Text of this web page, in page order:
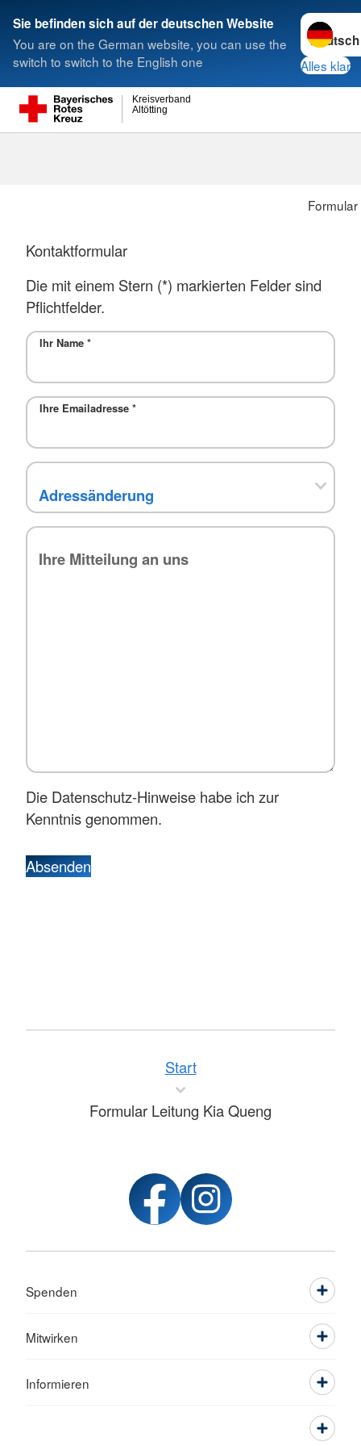
Sie befinden sich auf der deutschen Website
You are on the German website, you can use the
switch to switch to the English one
Sprache
Alles klar
Altötting
Kreisverband
Suche
Kontaktformular
Die mit einem Stern (*) markierten Felder sind
Pflichtfelder.
Ihr Name *
Ihre Emailadresse *
Die Datenschutz-Hinweise habe ich zur
Kenntnis genommen.
Absenden
Start
Formular Leitung Kia Queng
Spenden
Mitwirken
Informieren